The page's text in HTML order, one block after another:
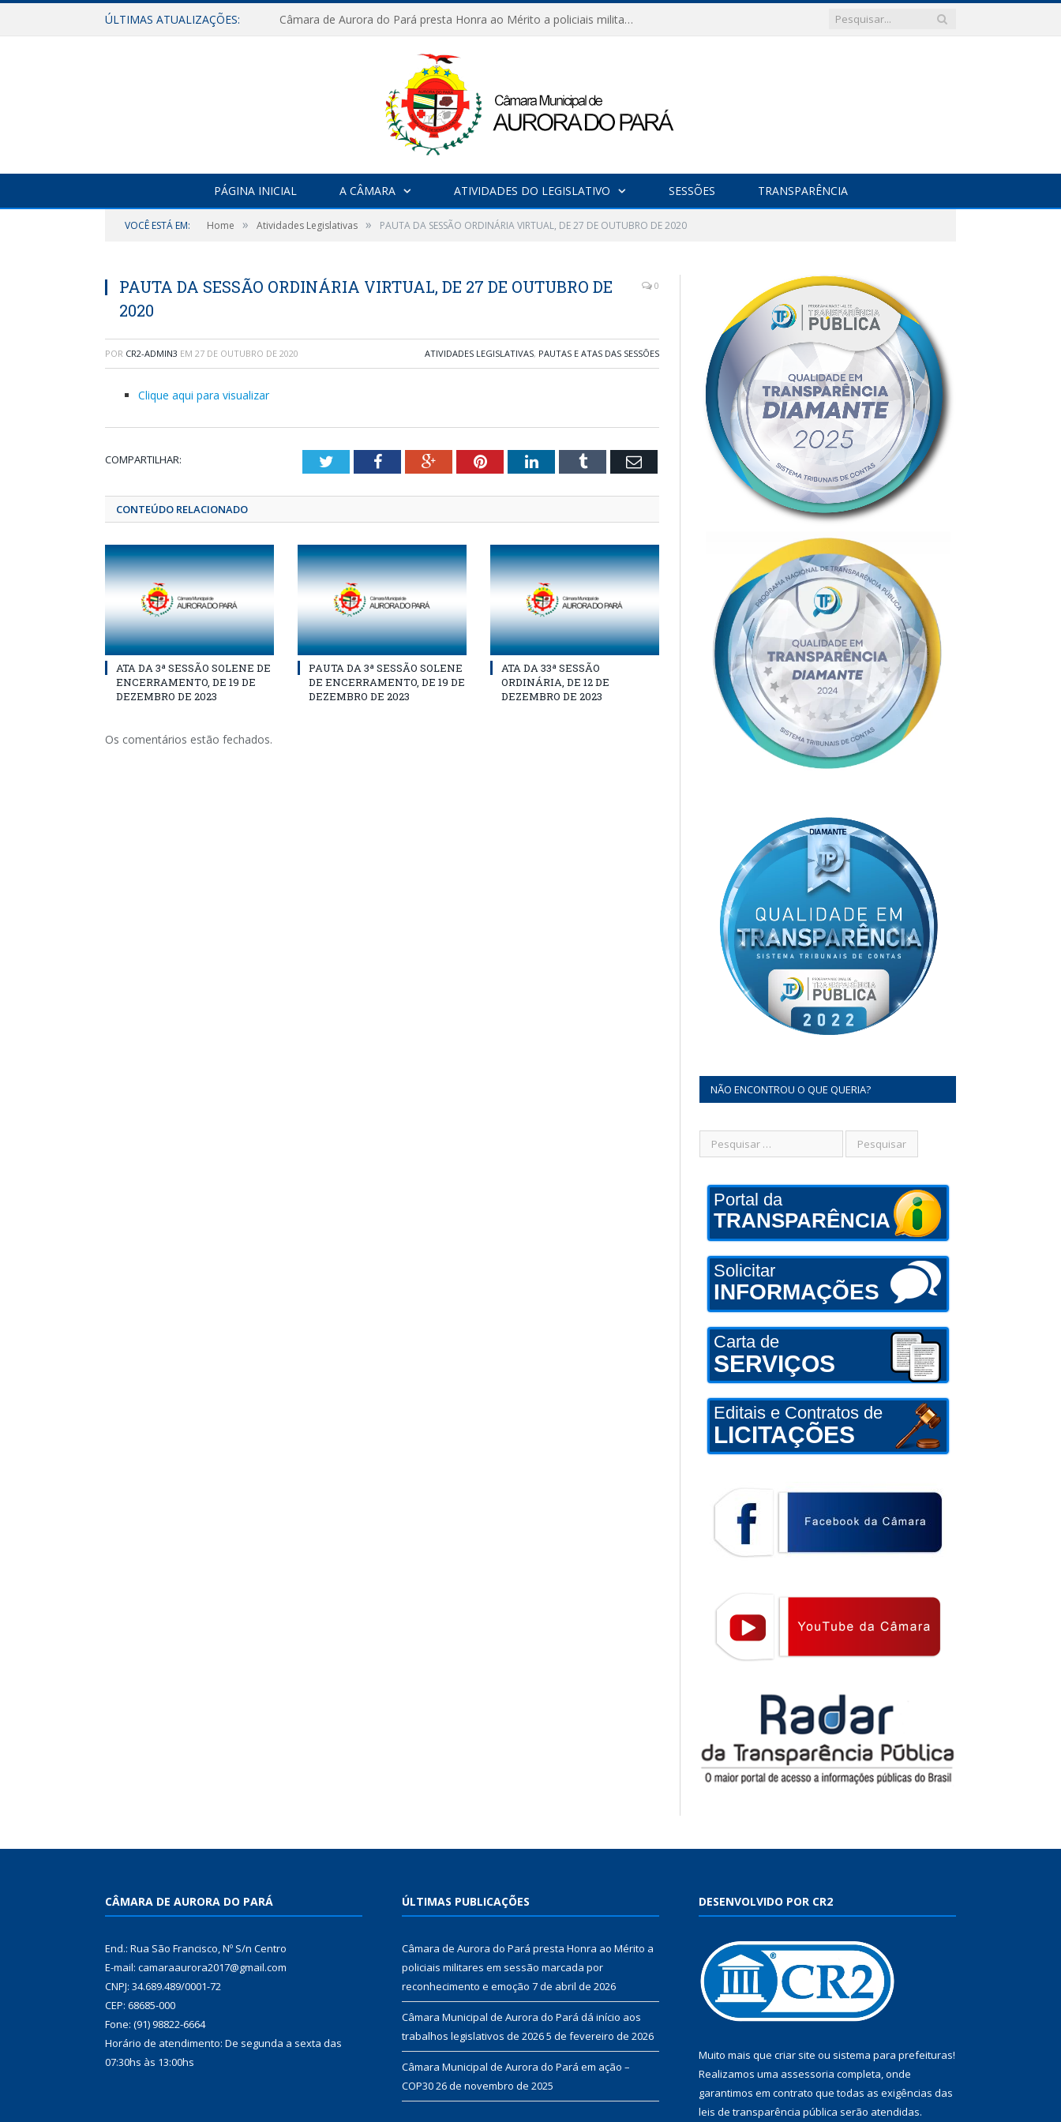
ÚLTIMAS ATUALIZAÇÕES: Câmara de Aurora do Pará presta Honra ao Mérito a policiais militares em sessão marcada por reconhecimento e emoção
PÁGINA INICIAL A CÂMARA ATIVIDADES DO LEGISLATIVO SESSÕES TRANSPARÊNCIA
VOCÊ ESTÁ EM: Home » Atividades Legislativas » PAUTA DA SESSÃO ORDINÁRIA VIRTUAL, DE 27 DE OUTUBRO DE 2020
PAUTA DA SESSÃO ORDINÁRIA VIRTUAL, DE 27 DE OUTUBRO DE
2020
0
POR CR2-ADMIN3 EM 27 DE OUTUBRO DE 2020 ATIVIDADES LEGISLATIVAS, PAUTAS E ATAS DAS SESSÕES
Clique aqui para visualizar
COMPARTILHAR: TwitterFacebookGoogle+PinterestLinkedInTumblr Email
CONTEÚDO RELACIONADO
ATA DA 3ª SESSÃO SOLENE DE
ENCERRAMENTO, DE 19 DE
DEZEMBRO DE 2023
PAUTA DA 3ª SESSÃO SOLENE
DE ENCERRAMENTO, DE 19 DE
DEZEMBRO DE 2023
ATA DA 33ª SESSÃO
ORDINÁRIA, DE 12 DE
DEZEMBRO DE 2023
Os comentários estão fechados.
NÃO ENCONTROU O QUE QUERIA?
Portal da
TRANSPARÊNCIA
Solicitar
INFORMAÇÕES
Carta de
SERVIÇOS
Editais e Contratos de
LICITAÇÕES
CÂMARA DE AURORA DO PARÁ
End.: Rua São Francisco, Nº S/n Centro
E-mail: camaraaurora2017@gmail.com
CNPJ: 34.689.489/0001-72
CEP: 68685-000
Fone: (91) 98822-6664
Horário de atendimento: De segunda a sexta das
07:30hs às 13:00hs
ÚLTIMAS PUBLICAÇÕES
Câmara de Aurora do Pará presta Honra ao Mérito a
policiais militares em sessão marcada por
reconhecimento e emoção 7 de abril de 2026
Câmara Municipal de Aurora do Pará dá início aos
trabalhos legislativos de 20265 de fevereiro de 2026
Câmara Municipal de Aurora do Pará em ação –
COP3026 de novembro de 2025
DESENVOLVIDO POR CR2
Muito mais que criar site ou sistema para prefeituras!
Realizamos uma assessoria completa, onde
garantimos em contrato que todas as exigências das
leis de transparência pública serão atendidas.